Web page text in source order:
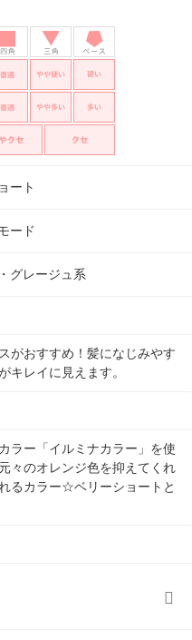
ート
ード
グレージュ系
がおすすめ！髪になじみやす
キレイに見えます。
ラー「イルミナカラー」を使
々のオレンジ色を抑えてくれ
るカラー☆ベリーショートと